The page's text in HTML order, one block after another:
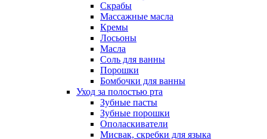
Скрабы
Массажные масла
Кремы
Лосьоны
Масла
Соль для ванны
Порошки
Бомбочки для ванны
Уход за полостью рта
Зубные пасты
Зубные порошки
Ополаскиватели
Мисвак, скребки для языка